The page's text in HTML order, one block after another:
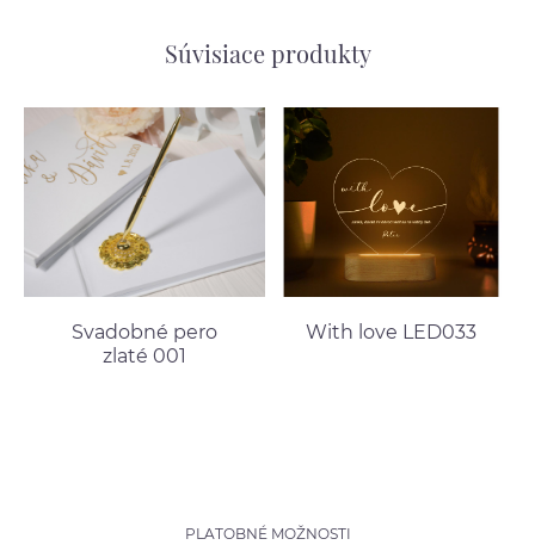
Súvisiace produkty
Svadobné pero
zlaté 001
With love LED033
PLATOBNÉ MOŽNOSTI